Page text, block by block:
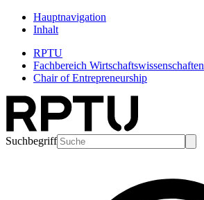
Hauptnavigation
Inhalt
RPTU
Fachbereich Wirtschaftswissenschaften
Chair of Entrepreneurship
Suchbegriff